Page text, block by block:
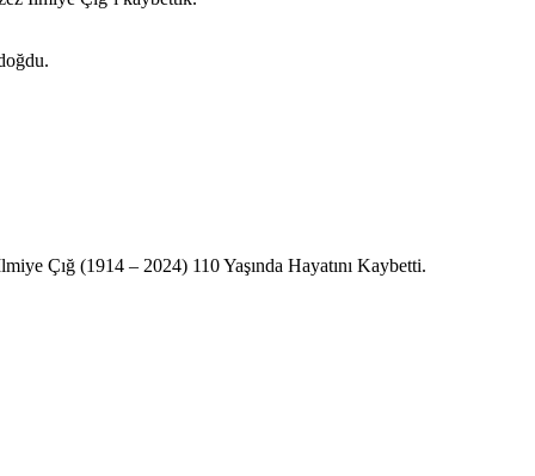
Çığ (1914 – 2024) 110 Yaşında Hayatını Kaybetti.